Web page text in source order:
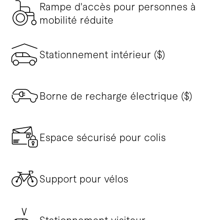
Rampe d'accès pour personnes à
mobilité réduite
Stationnement intérieur ($)
Borne de recharge électrique ($)
Espace sécurisé pour colis
Support pour vélos